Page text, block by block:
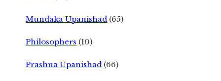
Mundaka Upanishad (65)
Philosophers (10)
Prashna Upanishad (66)